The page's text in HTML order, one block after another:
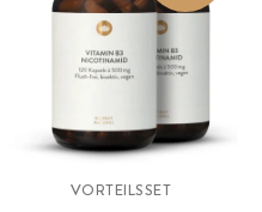
VORTEILSSET